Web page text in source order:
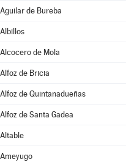
Aguilar de Bureba
Albillos
Alcocero de Mola
Alfoz de Bricia
Alfoz de Quintanadueñas
Alfoz de Santa Gadea
Altable
Ameyugo